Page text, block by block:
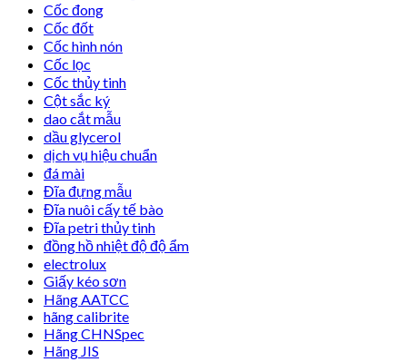
Cốc đong
Cốc đốt
Cốc hình nón
Cốc lọc
Cốc thủy tinh
Cột sắc ký
dao cắt mẫu
dầu glycerol
dịch vụ hiệu chuẩn
đá mài
Đĩa đựng mẫu
Đĩa nuôi cấy tế bào
Đĩa petri thủy tinh
đồng hồ nhiệt độ độ ẩm
electrolux
Giấy kéo sơn
Hãng AATCC
hãng calibrite
Hãng CHNSpec
Hãng JIS